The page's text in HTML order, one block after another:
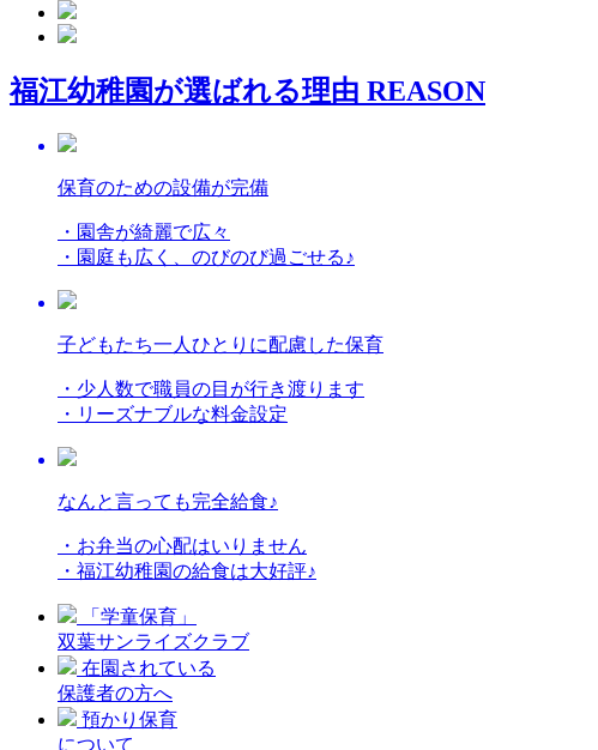
福江幼稚園が選ばれる理由 REASON
保育のための設備が完備
・園舎が綺麗で広々
・園庭も広く、のびのび過ごせる♪
子どもたち一人ひとりに配慮した保育
・少人数で職員の目が行き渡ります
・リーズナブルな料金設定
なんと言っても完全給食♪
・お弁当の心配はいりません
・福江幼稚園の給食は大好評♪
「学童保育」
双葉サンライズクラブ
在園されている
保護者の方へ
預かり保育
について